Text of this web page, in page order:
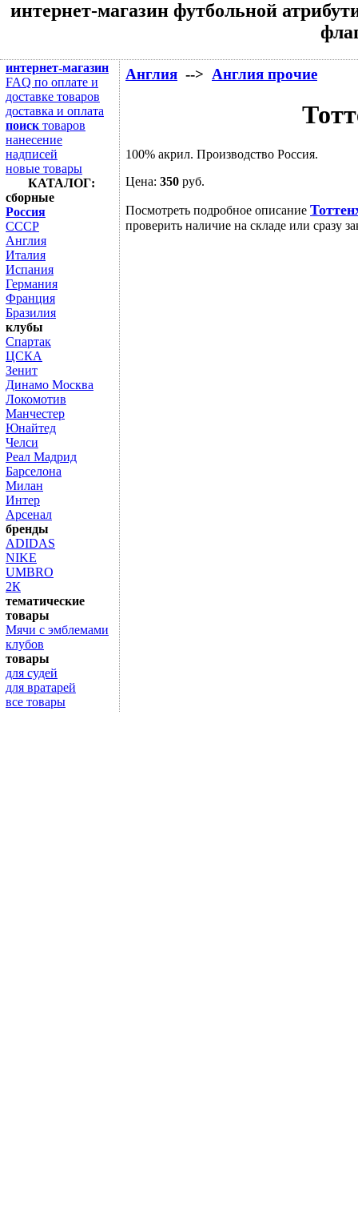
интернет-магазин футбольной
Англия --> Англия прочие
100% акрил. Производство Россия.
Цена: 350 руб.
Посмотреть подробное описание
проверить наличие на складе или сразу
интернет-магазин
FAQ по оплате и
доставке товаров
доставка и оплата
поиск товаров
нанесение
надписей
новые товары
КАТАЛОГ:
сборные
Россия
СССР
Англия
Италия
Испания
Германия
Франция
Бразилия
клубы
Спартак
ЦСКА
Зенит
Динамо Москва
Локомотив
Манчестер
Юнайтед
Челси
Реал Мадрид
Барселона
Милан
Интер
Арсенал
бренды
ADIDAS
NIKE
UMBRO
2К
тематические
товары
Мячи с эмблемами
клубов
товары
для судей
для вратарей
все товары